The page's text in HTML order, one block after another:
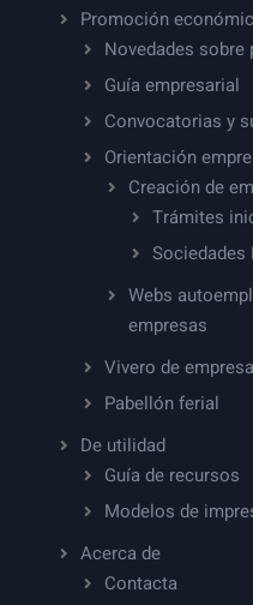
Promoción
Novedades
Guía empresarial
Convocatorias y
Orientación
Creación de
Trámites
Sociedades
Webs
empresas
Vivero de
Pabellón ferial
De utilidad
Guía de recursos
Modelos de
Acerca de
Contacta